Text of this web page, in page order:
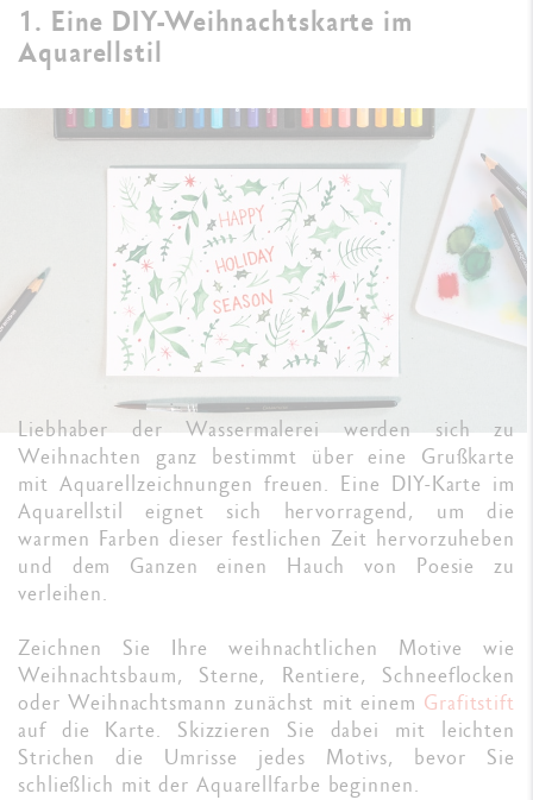
1. Eine DIY-Weihnachtskarte im
Aquarellstil
Liebhaber der Wassermalerei werden sich zu
Weihnachten ganz bestimmt über eine Grußkarte
mit Aquarellzeichnungen freuen. Eine DIY-Karte im
Aquarellstil eignet sich hervorragend, um die
warmen Farben dieser festlichen Zeit hervorzuheben
und dem Ganzen einen Hauch von Poesie zu
verleihen.
Zeichnen Sie Ihre weihnachtlichen Motive wie
Weihnachtsbaum, Sterne, Rentiere, Schneeflocken
oder Weihnachtsmann zunächst mit einem Grafitstift
auf die Karte. Skizzieren Sie dabei mit leichten
Strichen die Umrisse jedes Motivs, bevor Sie
schließlich mit der Aquarellfarbe beginnen.